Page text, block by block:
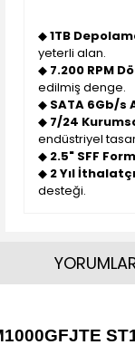
◆1TB
yeterli alan.
◆ 7.200 RPM
edilmiş denge.
◆ SATA 6Gb/s
◆ 7/24
endüstriyel
◆ 2.5" SFF
◆ 2 Yıl
desteği.